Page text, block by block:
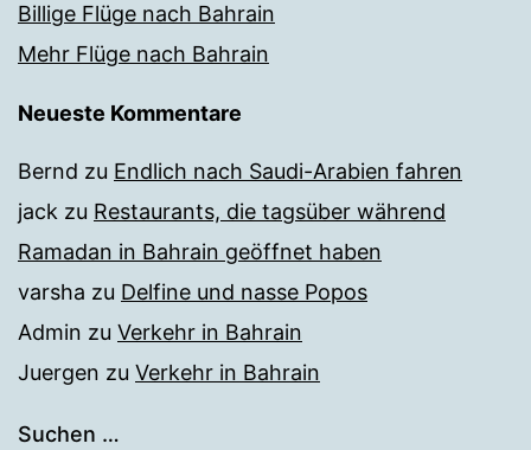
Billige Flüge nach Bahrain
Mehr Flüge nach Bahrain
Neueste Kommentare
Bernd zu Endlich nach Saudi-Arabien fahren
jack zu Restaurants, die tagsüber während
Ramadan in Bahrain geöffnet haben
varsha zu Delfine und nasse Popos
Admin zu Verkehr in Bahrain
Juergen zu Verkehr in Bahrain
Suchen …